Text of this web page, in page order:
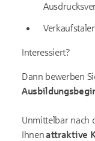
Interessiert?
Dann bewerben
Unmittelbar nach
Ihnenattraktive